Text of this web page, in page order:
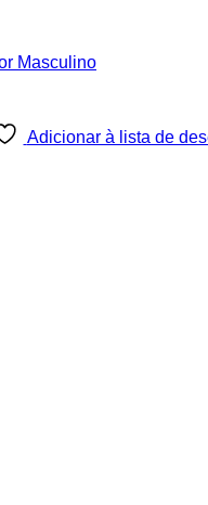
Masculino
Adicionar à lista de